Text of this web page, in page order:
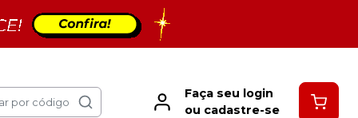
por código
Faça seu login
ou cadastre-se